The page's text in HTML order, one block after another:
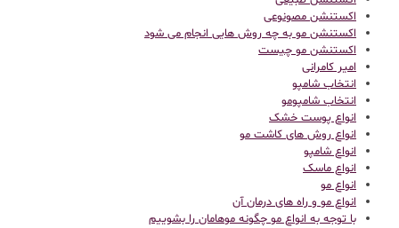
اکستنشن مصونوعی
اکستنشن مو به چه روش هایی انجام می شود
اکستنشن مو چیست
امیر کامرانی
انتخاب شامپو
انتخاب شامپومو
انواع پوست خشک
انواع روش های کاشت مو
انواع شامپو
انواع ماسک
انواع مو
انواع مو و راه های درمان آن
با توجه به انواع مو چگونه موهامان را بشوییم